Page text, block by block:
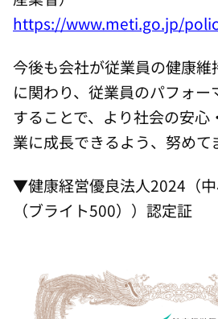
https://www.meti.go.jp/
今後も会社が従業員の健康維
に関わり、従業員のパフォ
することで、より社会の安心
業に成長できるよう、努めて
▼健康経営優良法人2024（
（ブライト500））認定証